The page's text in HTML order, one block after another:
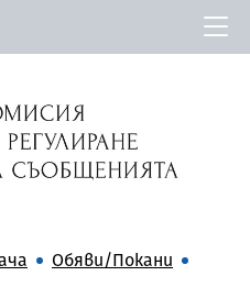
Обяви/Покани